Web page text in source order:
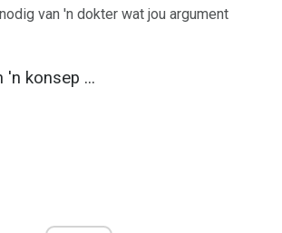
van 'n dokter wat jou argument
'n konsep ...